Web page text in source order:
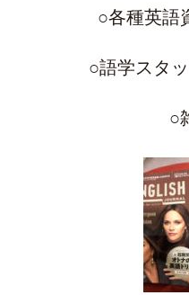
○各種英語
○語学スタ
○